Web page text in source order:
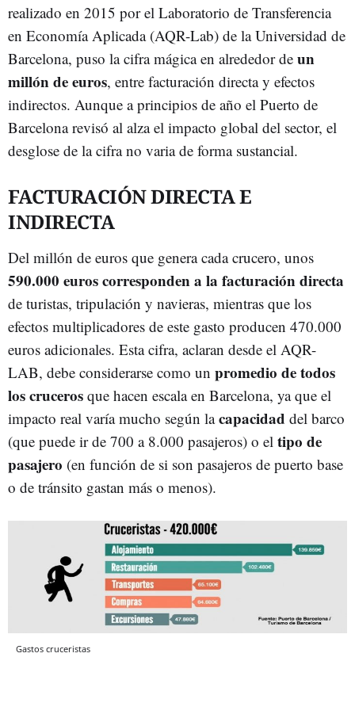
realizado en 2015 por el Laboratorio de Transferencia
en Economía Aplicada (AQR-Lab) de la Universidad de
Barcelona, puso la cifra mágica en alrededor de un
millón de euros, entre facturación directa y efectos
indirectos. Aunque a principios de año el Puerto de
Barcelona revisó al alza el impacto global del sector, el
desglose de la cifra no varia de forma sustancial.
FACTURACIÓN DIRECTA E
INDIRECTA
Del millón de euros que genera cada crucero, unos
590.000 euros corresponden a la facturación directa
de turistas, tripulación y navieras, mientras que los
efectos multiplicadores de este gasto producen 470.000
euros adicionales. Esta cifra, aclaran desde el AQR-
LAB, debe considerarse como un promedio de todos
los cruceros que hacen escala en Barcelona, ya que el
impacto real varía mucho según lacapacidad del barco
(que puede ir de 700 a 8.000 pasajeros) o el tipo de
pasajero (en función de si son pasajeros de puerto base
o de tránsito gastan más o menos).
Gastos cruceristas